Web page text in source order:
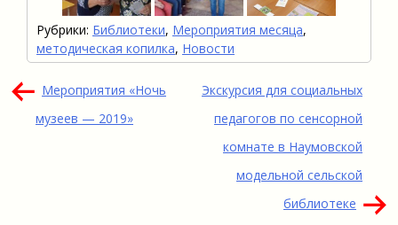
Рубрики: Библиотеки, Мероприятия месяца,
методическая копилка, Новости
Навигация
по
Мероприятия «Ночь
музеев — 2019»
Экскурсия для социальных
педагогов по сенсорной
комнате в Наумовской
модельной сельской
библиотеке